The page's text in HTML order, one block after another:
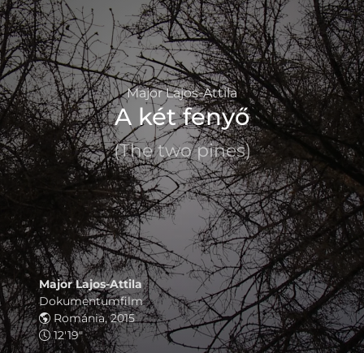
Major Lajos-Attila
A két fenyő
(The two pines)
Major Lajos-Attila
Dokumentumfilm
Románia, 2015
12'19"